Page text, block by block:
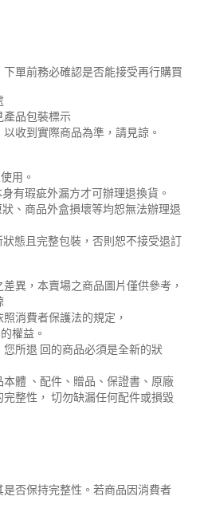
單前務必確認是否能接受再行購買
產品包裝標示
收到實際商品為準，請見諒。
用。
有瑕疵外漏方才可辦理退換貨。
、商品外盒損壞等均恕無法辦理退
態且完整包裝，否則恕不接受退訂
異，本賣場之商品圖片僅供參考，
消費者保護法的規定，
權益。
所退 回的商品必須是全新的狀
體 、配件、贈品、保證書、原廠
整性， 切勿缺漏任何配件或損毀
否保持完整性。若商品因消費者